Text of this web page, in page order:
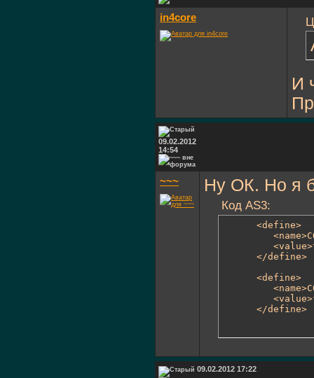
in4core
И
09.02.2012
14:54
~~~ Ну ОК. Но я
Код AS3:
      <define>
      </define>
      <define>
      </define>
09.02.2012 17:22